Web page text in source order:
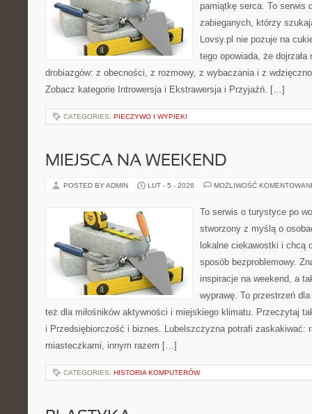
pamiątkę serca. To serwis
zabieganych, którzy
Lovsy.pl nie pozuje na
tego opowiada, że dojrzała
drobiazgów: z obecności, z rozmowy, z wybaczania i z
Zobacz kategorie Introwersja i Ekstrawersja i Przyjaźń. […]
CATEGORIES: PIECZYWO I WYPIEKI
MIEJSCA NA WEEKEND
POSTED BY ADMIN LUT - 5 - 2026 MOŻLIWOŚĆ
To serwis o turystyce po
stworzony z myślą o
lokalne ciekawostki i chcą
sposób bezproblemowy.
inspiracje na weekend, a
wyprawę. To przestrzeń
też dla miłośników aktywności i miejskiego klimatu. Przeczytaj
i Przedsiębiorczość i biznes. Lubelszczyzna potrafi zaskakiwać:
miasteczkami, innym razem […]
CATEGORIES: HISTORIA KOMPUTERÓW